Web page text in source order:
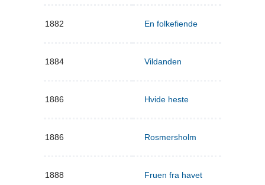
1882 En folkefiende
1884 Vildanden
1886 Hvide heste
1886 Rosmersholm
1888 Fruen fra havet